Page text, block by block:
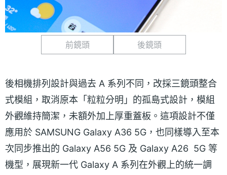
前鏡頭 後鏡頭
後相機排列設計與過去 A 系列不同，改採三鏡頭整合
式模組，取消原本「粒粒分明」的孤島式設計，模組
外觀維持簡潔，未額外加上厚重蓋板。這項設計不僅
應用於 SAMSUNG Galaxy A36 5G，也同樣導入至本
次同步推出的 Galaxy A56 5G 及 Galaxy A26 5G 等
機型，展現新一代 Galaxy A 系列在外觀上的統一調